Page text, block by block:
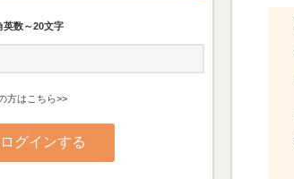
数～20文字
方はこちら>>